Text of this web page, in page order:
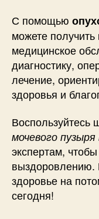
С помощью
можете
медицинское
диагностику,
лечение,
здоровья и
мочевого
экспертам,
выздоровлению.
здоровье на
сегодня!